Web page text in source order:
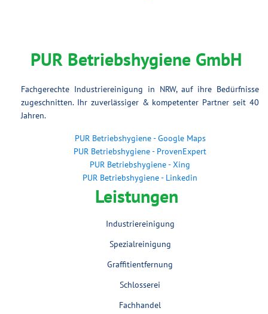
PUR Betriebshygiene GmbH
Fachgerechte Industriereinigung in NRW, auf ihre Bedürfnisse
zugeschnitten. Ihr zuverlässiger & kompetenter Partner seit 40
Jahren.
PUR Betriebshygiene - Google Maps
PUR Betriebshygiene - ProvenExpert
PUR Betriebshygiene - Xing
PUR Betriebshygiene - Linkedin
Leistungen
Industriereinigung
Spezialreinigung
Graffitientfernung
Schlosserei
Fachhandel